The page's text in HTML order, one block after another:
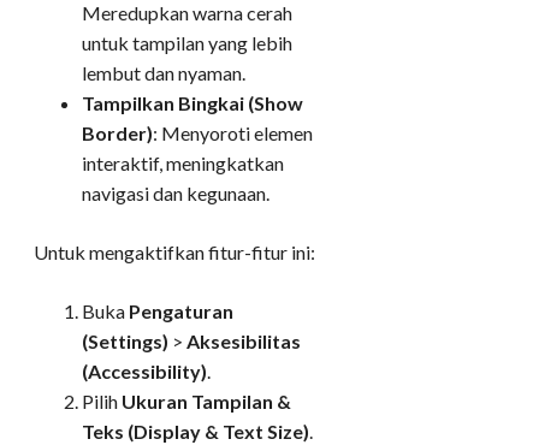
Meredupkan warna cerah
untuk tampilan yang lebih
lembut dan nyaman.
Tampilkan Bingkai (Show
Border): Menyoroti elemen
interaktif, meningkatkan
navigasi dan kegunaan.
Untuk mengaktifkan fitur-fitur ini:
Buka Pengaturan
(Settings) > Aksesibilitas
(Accessibility).
Pilih Ukuran Tampilan &
Teks (Display & Text Size).